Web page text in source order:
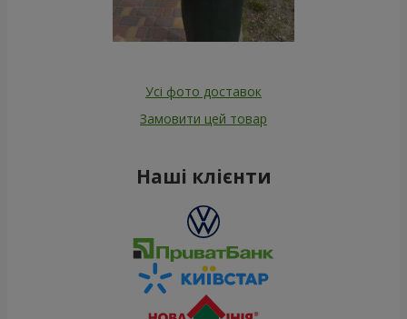
Усі фото доставок
Замовити цей товар
Наші клієнти